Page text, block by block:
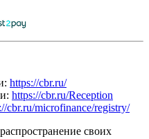
https://cbr.ru/
https://cbr.ru/Reception
cbr.ru/microfinance/registry/
своих